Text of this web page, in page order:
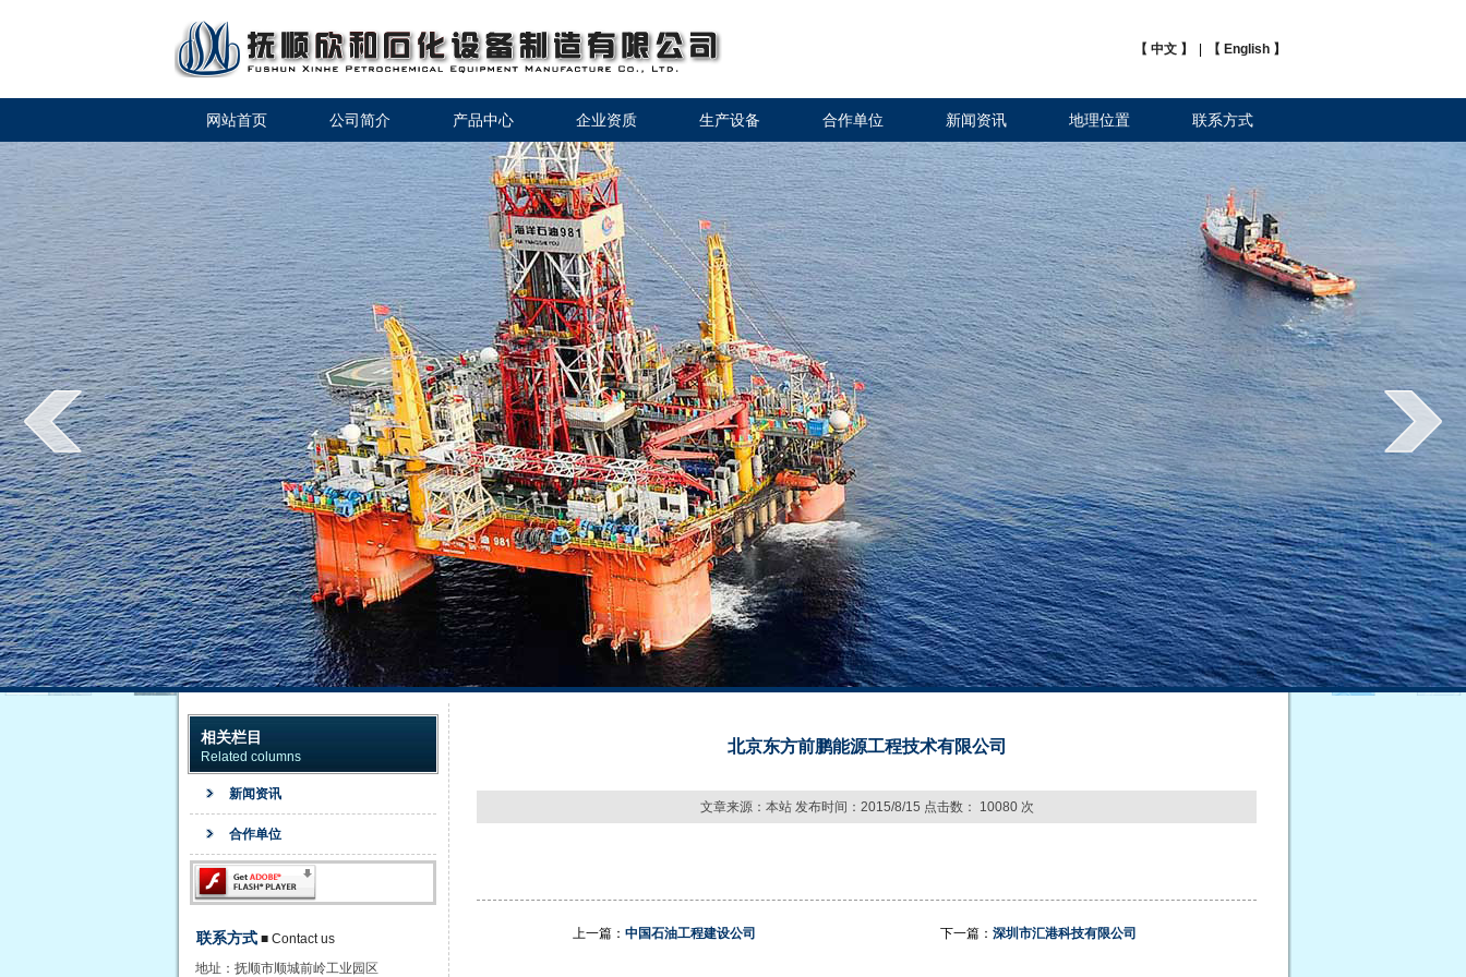
【 中文 】 【 English 】
网站首页 公司简介 产品中心 企业资质 生产设备 合作单位 新闻资讯 地理位置 联系方式
相关栏目
Related columns
新闻资讯
合作单位
联系方式 ■ Contact us
地址： 抚顺市顺城前岭工业园区
北京东方前鹏能源工程技术有限公司
文章来源：本站 发布时间：2015/8/15 点击数： 10080 次
上一篇： 中国石油工程建设公司 下一篇： 深圳市汇港科技有限公司